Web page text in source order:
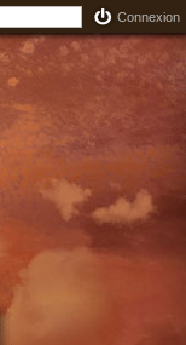
Connexion